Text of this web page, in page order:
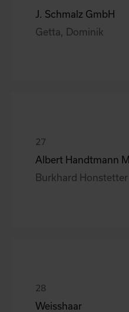
J. Schmalz GmbH
Getta, Dominik
Albert Handtmann
Burkhard Honstetter
Weisshaar